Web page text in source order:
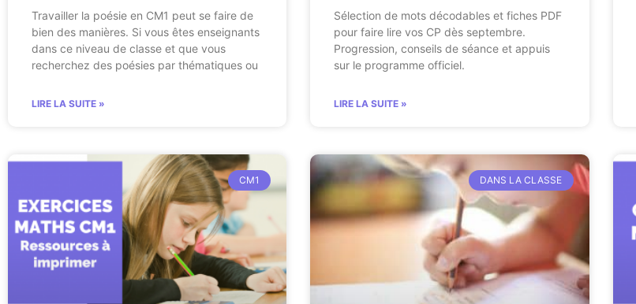
Travailler la poésie en CM1 peut se faire de
bien des manières. Si vous êtes enseignants
dans ce niveau de classe et que vous
recherchez des poésies par thématiques ou
LIRE LA SUITE »
Sélection de mots décodables et fiches PDF
pour faire lire vos CP dès septembre.
Progression, conseils de séance et appuis
sur le programme officiel.
LIRE LA SUITE »
CM1 DANS LA CLASSE